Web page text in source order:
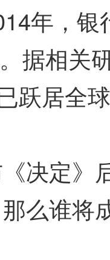
年，
据相关
跃居全
定》
么谁将